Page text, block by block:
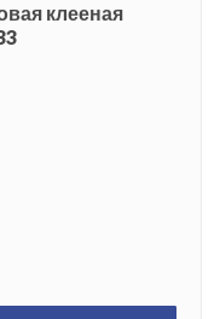
клееная